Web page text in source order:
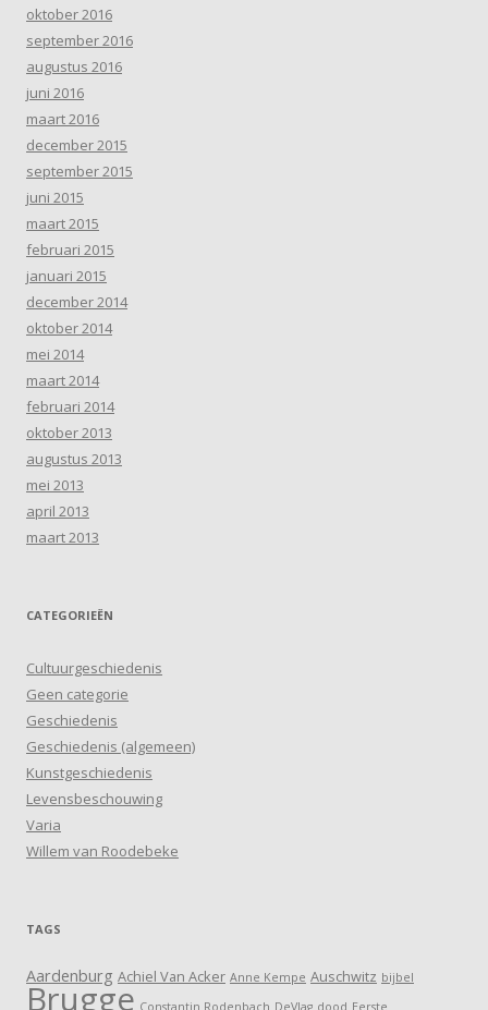
oktober 2016
september 2016
augustus 2016
juni 2016
maart 2016
december 2015
september 2015
juni 2015
maart 2015
februari 2015
januari 2015
december 2014
oktober 2014
mei 2014
maart 2014
februari 2014
oktober 2013
augustus 2013
mei 2013
april 2013
maart 2013
CATEGORIEËN
Cultuurgeschiedenis
Geen categorie
Geschiedenis
Geschiedenis (algemeen)
Kunstgeschiedenis
Levensbeschouwing
Varia
Willem van Roodebeke
TAGS
Aardenburg Achiel Van Acker Anne Kempe Auschwitz bijbel
Brugge